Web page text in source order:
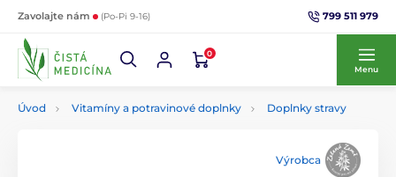
Zavolajte nám (Po-Pi 9-16) 799 511 979
0
Menu
Úvod Vitamíny a potravinové doplnky Doplnky stravy
Výrobca